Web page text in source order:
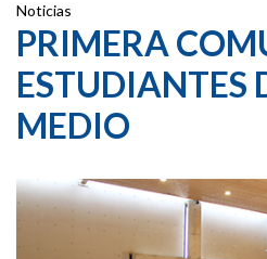
Noticias
PRIMERA
ESTUDIANTES
MEDIO